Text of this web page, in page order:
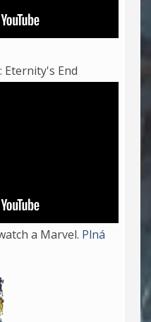
Eternity's End
a Marvel. Plná